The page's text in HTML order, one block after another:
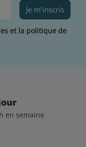
Je m'inscris
et la politique de
en semaine